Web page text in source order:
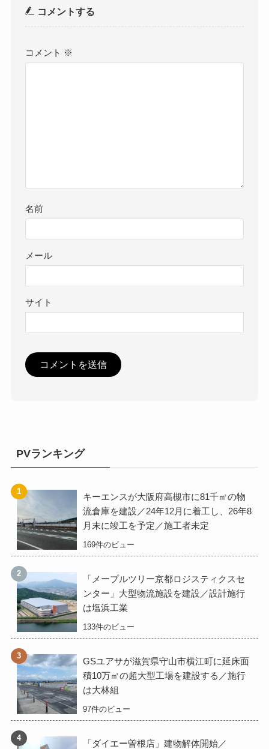
コメントする
コメント ※
名前
メール
サイト
PVランキング
キーエンスが大阪府高槻市に81千㎡の物
流倉庫を建設／24年12月に着工し、26年8
月末に竣工を予定／施工者未定
169件のビュー
「メープルツリー京都ロジスティクスセ
ンター」大型物流施設を建設／設計施行
は塩浜工業
133件のビュー
GSユアサが滋賀県守山市横江町に延床面
積10万㎡の超大型工場を建設する／施行
は大林組
97件のビュー
「ダイエー曽根店」建物解体開始／